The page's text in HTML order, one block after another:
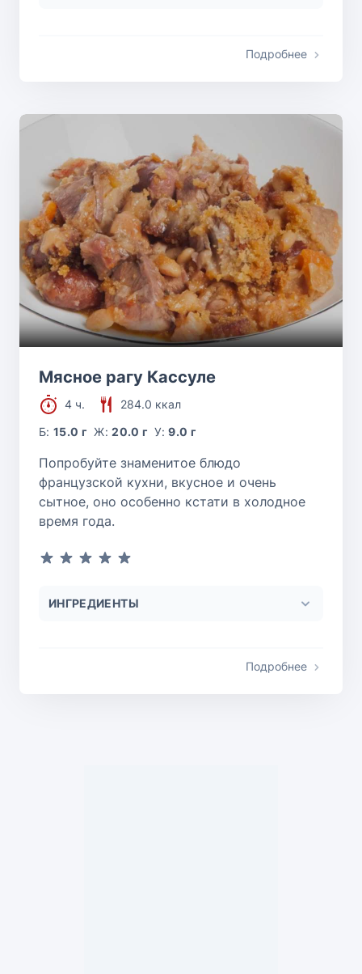
Подробнее
Мясное рагу Кассуле
4 ч.
284.0 ккал
Б:15.0 г Ж:20.0 г У:9.0 г
Попробуйте знаменитое блюдо
французской кухни, вкусное и очень
сытное, оно особенно кстати в холодное
время года.
ИНГРЕДИЕНТЫ
Подробнее